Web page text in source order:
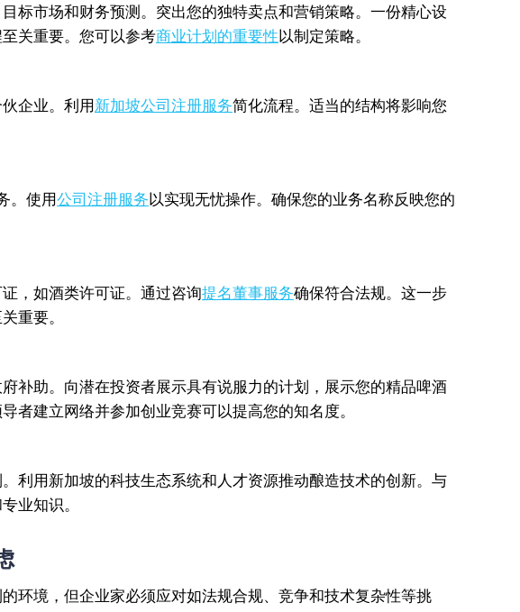
标市场和财务预测。突出您的独特卖点和营销策略。一份精心设
关重要。您可以参考商业计划的重要性以制定策略。
企业。利用 新加坡公司注册服务简化流程。适当的结构将影响您
。使用公司注册服务以实现无忧操作。确保您的业务名称反映您的
，如酒类许可证。通过咨询提名董事服务确保符合法规。这一步
重要。
补助。向潜在投资者展示具有说服力的计划，展示您的精品啤酒
者建立网络并参加创业竞赛可以提高您的知名度。
利用新加坡的科技生态系统和人才资源推动酿造技术的创新。与
业知识。
环境，但企业家必须应对如法规合规、竞争和技术复杂性等挑